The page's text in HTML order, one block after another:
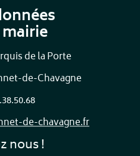
de la Porte
de-Chavagne
de-chavagne.fr
nous !